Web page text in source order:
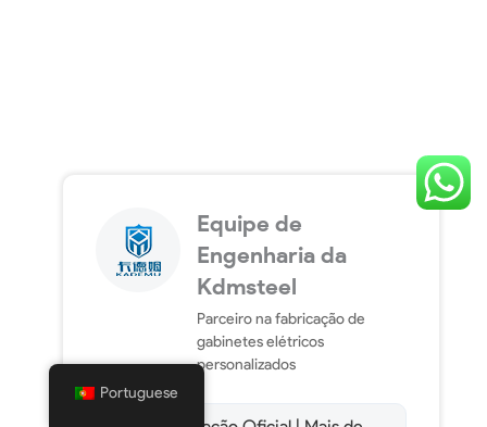
Equipe de
Engenharia da
Kdmsteel
Parceiro na fabricação de
gabinetes elétricos
personalizados
Portuguese